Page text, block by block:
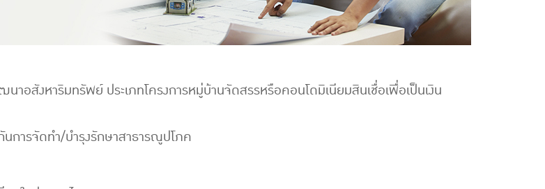
าอสังหาริมทรัพย์ ประเภทโครงการหมู่บ้านจัดสรรหรือคอนโดมิเนียมสินเชื่อเพื่อเป็นเงิน
การจัดทำ/บำรุงรักษาสาธารณูปโภค